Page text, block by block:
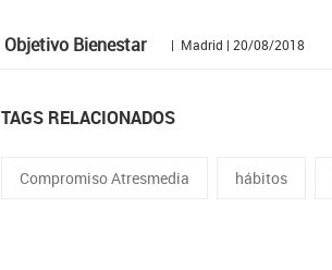
Objetivo Bienestar | Madrid | 20/08/2018
TAGS RELACIONADOS
Compromiso Atresmedia hábitos